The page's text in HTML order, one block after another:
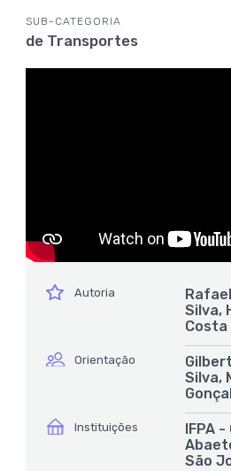
SUB-CATEGORIA
de Transportes
íconeAutoria
Silva,
Costa
íconeOrientação
Silva,
íconeInstituições
IFPA
São